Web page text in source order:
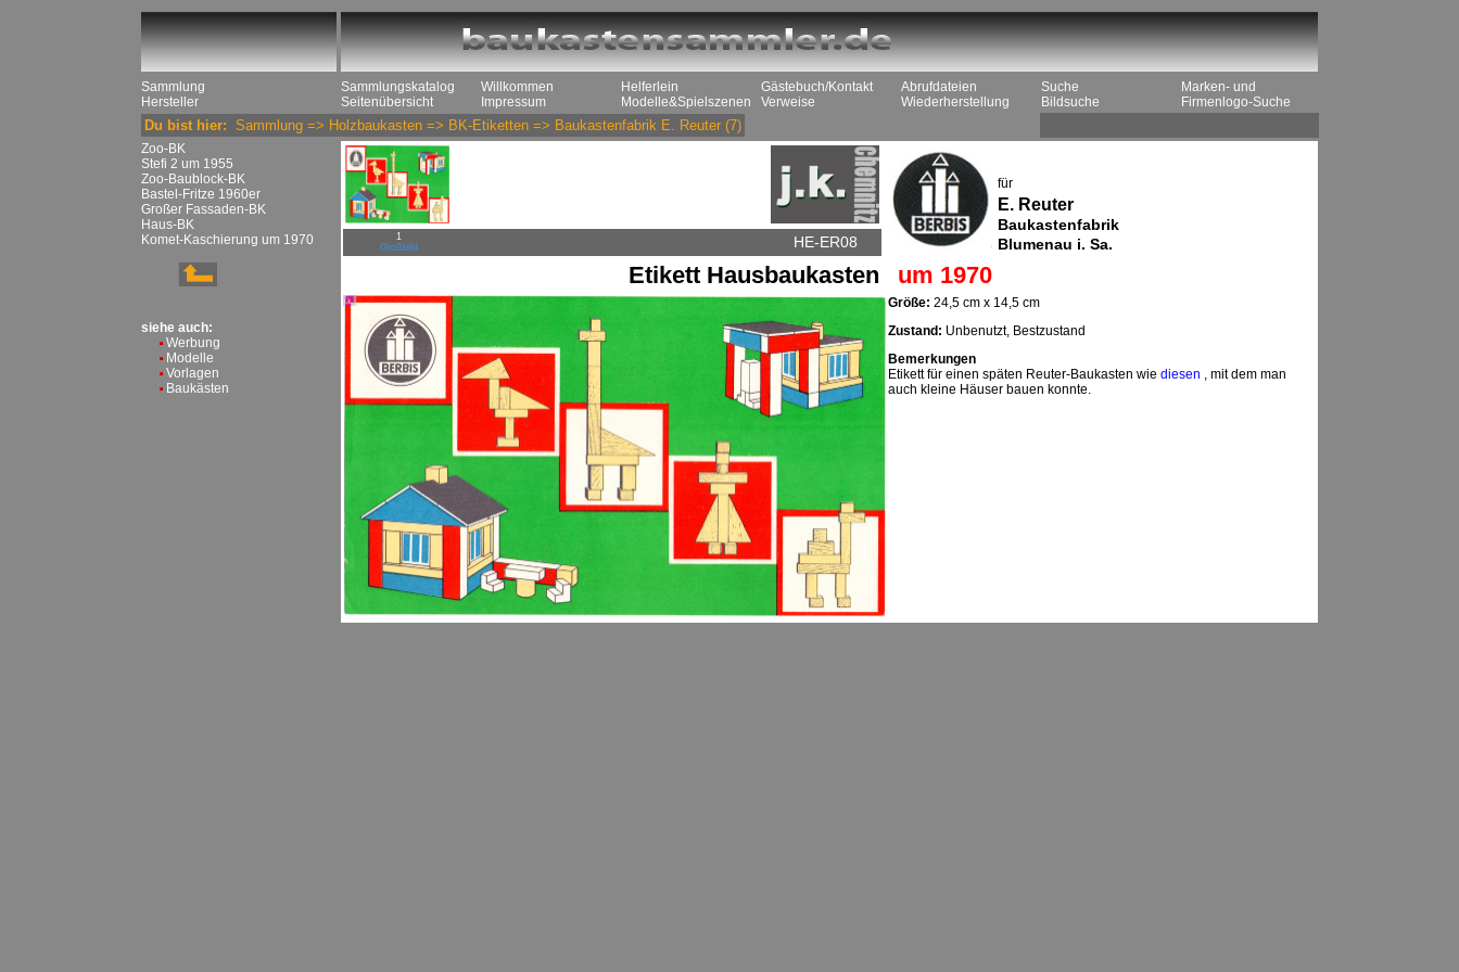
Sammlung
Hersteller
Sammlungskatalog
Seitenübersicht
Willkommen
Impressum
Helferlein
Modelle&Spielszenen
Gästebuch/Kontakt
Verweise
Abrufdateien
Wiederherstellung
Suche
Bildsuche
Marken- und
Firmenlogo-Suche
Du bist hier: Sammlung => Holzbaukasten => BK-Etiketten => Baukastenfabrik E. Reuter (7)
Zoo-BK
Stefi 2 um 1955
Zoo-Baublock-BK
Bastel-Fritze 1960er
Großer Fassaden-BK
Haus-BK
Komet-Kaschierung um 1970
siehe auch:
Werbung
Modelle
Vorlagen
Baukästen
1
Großbild
HE-ER08
für
E. Reuter
Baukastenfabrik
Blumenau i. Sa.
Etikett Hausbaukasten um 1970
Größe: 24,5 cm x 14,5 cm
Zustand: Unbenutzt, Bestzustand
Bemerkungen
Etikett für einen späten Reuter-Baukasten wie diesen , mit dem man
auch kleine Häuser bauen konnte.